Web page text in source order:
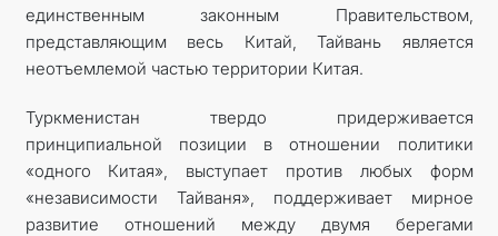
единственным законным Правительством,
представляющим весь Китай, Тайвань является
неотъемлемой частью территории Китая.
Туркменистан твердо придерживается
принципиальной позиции в отношении политики
«одного Китая», выступает против любых форм
«независимости Тайваня», поддерживает мирное
развитие отношений между двумя берегами